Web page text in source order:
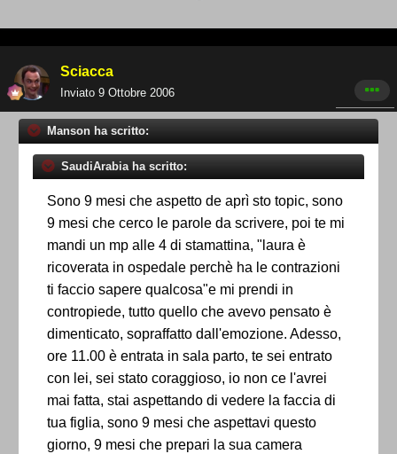
Sciacca
Inviato 9 Ottobre 2006
Manson ha scritto:
SaudiArabia ha scritto:
Sono 9 mesi che aspetto de aprì sto topic, sono
9 mesi che cerco le parole da scrivere, poi te mi
mandi un mp alle 4 di stamattina, "laura è
ricoverata in ospedale perchè ha le contrazioni
ti faccio sapere qualcosa"e mi prendi in
contropiede, tutto quello che avevo pensato è
dimenticato, sopraffatto dall'emozione. Adesso,
ore 11.00 è entrata in sala parto, te sei entrato
con lei, sei stato coraggioso, io non ce l'avrei
mai fatta, stai aspettando di vedere la faccia di
tua figlia, sono 9 mesi che aspettavi questo
giorno, 9 mesi che prepari la sua camera